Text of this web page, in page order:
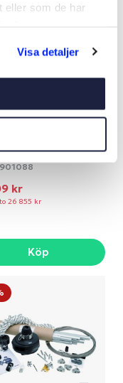
eller som de har
Visa detaljer
204S Ø7-12950
901088
kr
26 855 kr
Köp